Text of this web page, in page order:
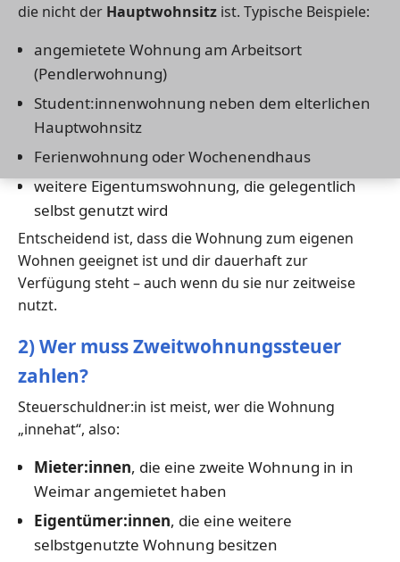
die nicht der Hauptwohnsitz ist. Typische Beispiele:
angemietete Wohnung am Arbeitsort
(Pendlerwohnung)
Student:innenwohnung neben dem elterlichen
Hauptwohnsitz
Ferienwohnung oder Wochenendhaus
weitere Eigentumswohnung, die gelegentlich
selbst genutzt wird
Entscheidend ist, dass die Wohnung zum eigenen
Wohnen geeignet ist und dir dauerhaft zur
Verfügung steht – auch wenn du sie nur zeitweise
nutzt.
2) Wer muss Zweitwohnungssteuer
zahlen?
Steuerschuldner:in ist meist, wer die Wohnung
„innehat“, also:
Mieter:innen, die eine zweite Wohnung in in
Weimar angemietet haben
Eigentümer:innen, die eine weitere
selbstgenutzte Wohnung besitzen